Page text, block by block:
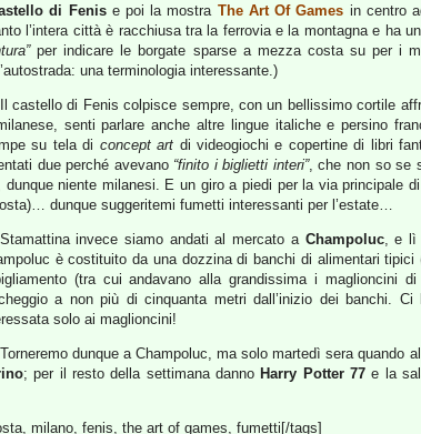
di Fenise poi la mostra The Art Of Games in centro
l’intera città è racchiusa tra la ferrovia e la montagna e ha
per indicare le borgate sparse a mezza costa su per i
una terminologia interessante.)
Il castello di Fenis colpisce sempre, con un bellissimo cortile
senti parlare anche altre lingue italiche e persino
su tela di concept art di videogiochi e copertine di libri
due perché avevano “finito i biglietti interi”, che non so se
dunque niente milanesi. E un giro a piedi per la via principale
dunque suggeritemi fumetti interessanti per l’estate…
Stamattina invece siamo andati al mercato a Champoluc, e lì
è costituito da una dozzina di banchi di alimentari
(tra cui andavano alla grandissima i maglioncini
a non più di cinquanta metri dall’inizio dei banchi.
solo ai maglioncini!
Torneremo dunque a Champoluc, ma solo martedì sera quando al
; per il resto della settimana danno Harry Potter 77 e la
milano, fenis, the art of games, fumetti[/tags]